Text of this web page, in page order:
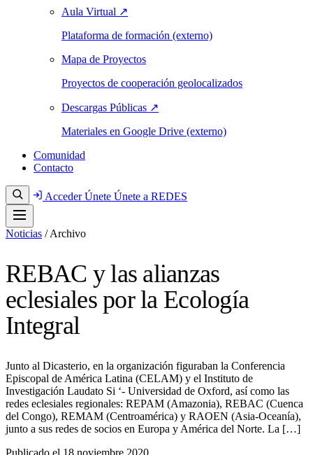
Aula Virtual ↗
Plataforma de formación (externo)
Mapa de Proyectos
Proyectos de cooperación geolocalizados
Descargas Públicas ↗
Materiales en Google Drive (externo)
Comunidad
Contacto
AccederÚnete Únete a REDES
Noticias / Archivo
REBAC y las alianzas
eclesiales por la Ecología
Integral
Junto al Dicasterio, en la organización figuraban la Conferencia
Episcopal de América Latina (CELAM) y el Instituto de
Investigación Laudato Si ‘- Universidad de Oxford, así como las
redes eclesiales regionales: REPAM (Amazonia), REBAC (Cuenca
del Congo), REMAM (Centroamérica) y RAOEN (Asia-Oceanía),
junto a sus redes de socios en Europa y América del Norte. La […]
Publicado el 18 noviembre 2020